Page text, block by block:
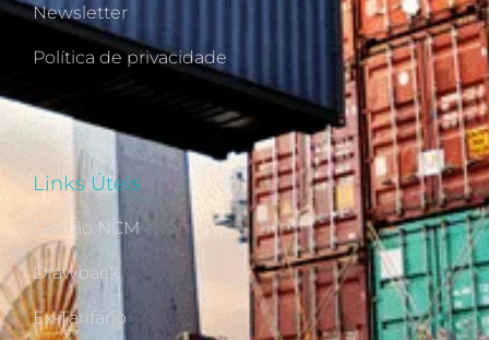
Newsletter
Política de privacidade
Links Úteis
Gestão NCM
Drawback
Ex-Tarifário